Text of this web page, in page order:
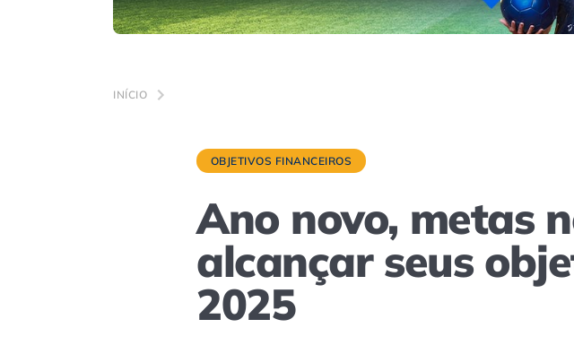
INÍCIO
OBJETIVOS FINANCEIROS
Ano novo, metas
alcançar seus
2025